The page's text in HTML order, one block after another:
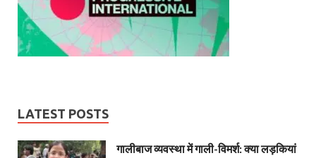
LATEST POSTS
गालीबाज व्‍यवस्‍था में गाली-विमर्श: क्या लड़कियां